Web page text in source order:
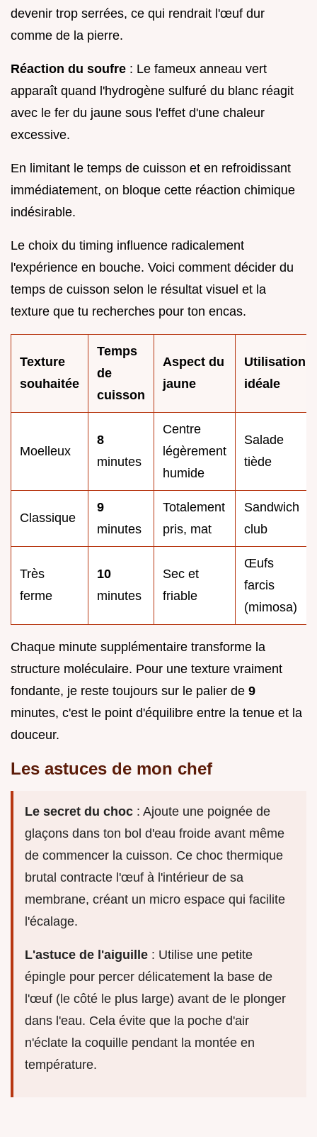
devenir trop serrées, ce qui rendrait l'œuf dur
comme de la pierre.
Réaction du soufre : Le fameux anneau vert
apparaît quand l'hydrogène sulfuré du blanc réagit
avec le fer du jaune sous l'effet d'une chaleur
excessive.
En limitant le temps de cuisson et en refroidissant
immédiatement, on bloque cette réaction chimique
indésirable.
Le choix du timing influence radicalement
l'expérience en bouche. Voici comment décider du
temps de cuisson selon le résultat visuel et la
texture que tu recherches pour ton encas.
Texture
souhaitée
Temps
de
cuisson
Aspect du
jaune
Utilisation
idéale
Moelleux
8
minutes
Centre
légèrement
humide
Salade
tiède
Classique
9
minutes
Totalement
pris, mat
Sandwich
club
Très
ferme
10
minutes
Sec et
friable
Œufs
farcis
(mimosa)
Chaque minute supplémentaire transforme la
structure moléculaire. Pour une texture vraiment
fondante, je reste toujours sur le palier de 9
minutes, c'est le point d'équilibre entre la tenue et la
douceur.
Les astuces de mon chef
Le secret du choc : Ajoute une poignée de
glaçons dans ton bol d'eau froide avant même
de commencer la cuisson. Ce choc thermique
brutal contracte l'œuf à l'intérieur de sa
membrane, créant un micro espace qui facilite
l'écalage.
L'astuce de l'aiguille : Utilise une petite
épingle pour percer délicatement la base de
l'œuf (le côté le plus large) avant de le plonger
dans l'eau. Cela évite que la poche d'air
n'éclate la coquille pendant la montée en
température.